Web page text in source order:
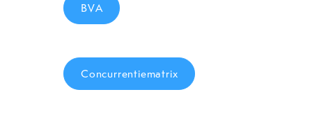
BVA
Concurrentiematrix